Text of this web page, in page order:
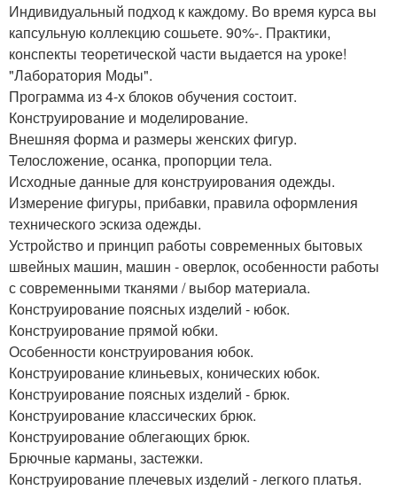
Индивидуальный подход к каждому. Во время курса вы
капсульную коллекцию сошьете. 90%-. Практики,
конспекты теоретической части выдается на уроке!
"Лаборатория Моды".
Программа из 4-х блоков обучения состоит.
Конструирование и моделирование.
Внешняя форма и размеры женских фигур.
Телосложение, осанка, пропорции тела.
Исходные данные для конструирования одежды.
Измерение фигуры, прибавки, правила оформления
технического эскиза одежды.
Устройство и принцип работы современных бытовых
швейных машин, машин - оверлок, особенности работы
с современными тканями / выбор материала.
Конструирование поясных изделий - юбок.
Конструирование прямой юбки.
Особенности конструирования юбок.
Конструирование клиньевых, конических юбок.
Конструирование поясных изделий - брюк.
Конструирование классических брюк.
Конструирование облегающих брюк.
Брючные карманы, застежки.
Конструирование плечевых изделий - легкого платья.